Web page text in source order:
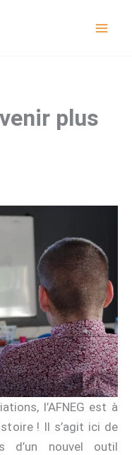
plus
l’AFNEG est à
! Il s’agit ici de
d’un nouvel outil